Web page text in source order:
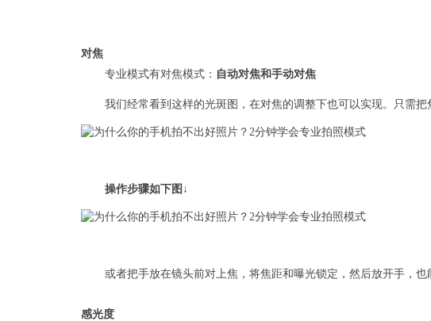
对焦
专业模式有对焦模式： 自动对焦和手动对焦
我们经常看到这样的光斑图，在对焦的调整下也可以实现。只需把
操作步骤如下图↓
或者把手放在镜头前对上焦，将焦距和曝光锁定，然后放开手，也
感光度